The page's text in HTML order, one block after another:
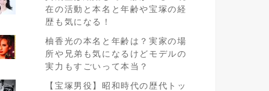
在の活動と本名と年齢や宝塚の経
歴も気になる！
柚香光の本名と年齢は？実家の場
所や兄弟も気になるけどモデルの
実力もすごいって本当？
【宝塚男役】昭和時代の歴代トッ